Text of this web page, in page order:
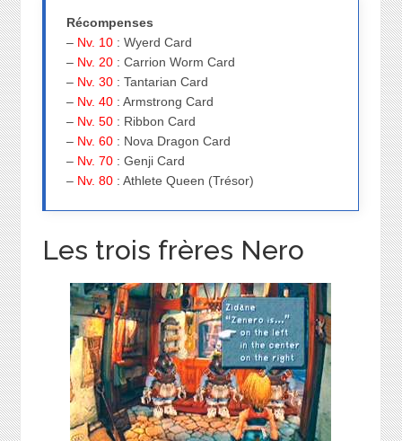
Récompenses
– Nv. 10 : Wyerd Card
– Nv. 20 : Carrion Worm Card
– Nv. 30 : Tantarian Card
– Nv. 40 : Armstrong Card
– Nv. 50 : Ribbon Card
– Nv. 60 : Nova Dragon Card
– Nv. 70 : Genji Card
– Nv. 80 : Athlete Queen (Trésor)
Les trois frères Nero